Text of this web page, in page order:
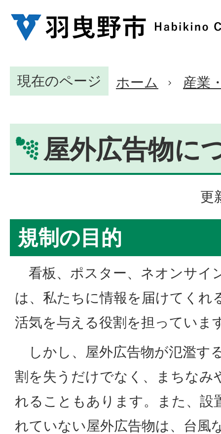
現在のページ ホーム 産業
屋外広告物に
更
規制の目的
看板、ポスター、ネオンサイ
は、私たちに情報を届けてくれ
活気を与える役割を担っていま
しかし、屋外広告物が氾濫す
割を失うだけでなく、まちなみ
れることもあります。また、設
れていない屋外広告物は、台風